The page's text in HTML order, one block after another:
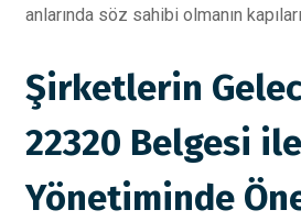
anlarında söz sahibi olmanın
Şirketlerin
22320 Belgesi
Yönetiminde Öne